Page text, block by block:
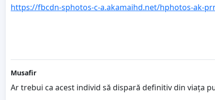
https://fbcdn-sphotos-c-a.akamaihd.net/hphotos-ak-
Musafir
Ar trebui ca acest individ să dispară definitiv din viața